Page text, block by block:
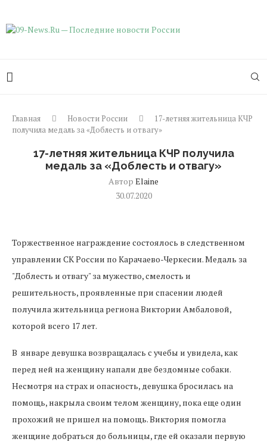
Главная Новости России
17-летняя жительница КЧР
получила медаль за «Доблесть и отвагу»
17-летняя жительница КЧР получила
медаль за «Доблесть и отвагу»
Автор Elaine
30.07.2020
Торжественное награждение состоялось в следственном
управлении СК России по Карачаево-Черкесии. Медаль за
"Доблесть и отвагу" за мужество, смелость и
решительность, проявленные при спасении людей
получила жительница региона Виктории Амбаловой,
которой всего 17 лет.
В январе девушка возвращалась с учебы и увидела, как
перед ней на женщину напали две бездомные собаки.
Несмотря на страх и опасность, девушка бросилась на
помощь, накрыла своим телом женщину, пока еще один
прохожий не пришел на помощь. Виктория помогла
женщине добраться до больницы, где ей оказали первую